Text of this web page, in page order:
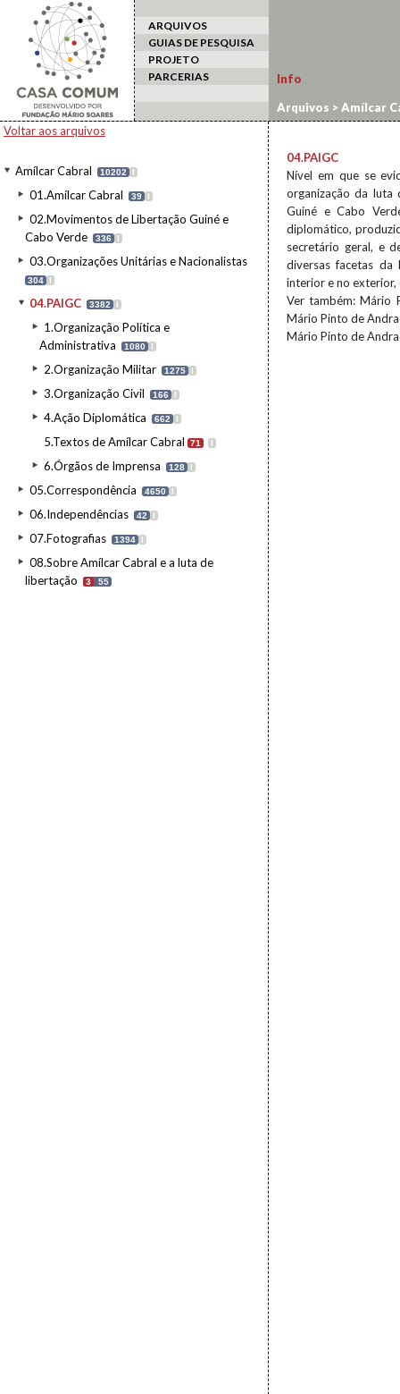
ARQUIVOS
GUIAS DE PESQUISA
PROJETO
PARCERIAS
Voltar aos arquivos
Amílcar Cabral 10202 I
01.Amílcar Cabral 39 I
02.Movimentos de Libertação Guiné e
Cabo Verde
336 I
03.Organizações Unitárias e Nacionalistas
304 I
04.PAIGC 3382 I
1.Organização Política e
Administrativa
1080 I
2.Organização Militar 1275 I
3.Organização Civil 166 I
4.Ação Diplomática 662 I
5.Textos de Amílcar Cabral 71 I
6.Órgãos de Imprensa 128 I
05.Correspondência 4650 I
06.Independências 42 I
07.Fotografias 1394 I
08.Sobre Amílcar Cabral e a luta de
libertação
3 55
Info
Arquivos >Amílcar
04.PAIGC
Nível em que se
organização da luta
Guiné e Cabo
diplomático,
secretário geral, e
diversas facetas da
interior e no exterior,
Ver também: Mário
Mário Pinto de
Mário Pinto de